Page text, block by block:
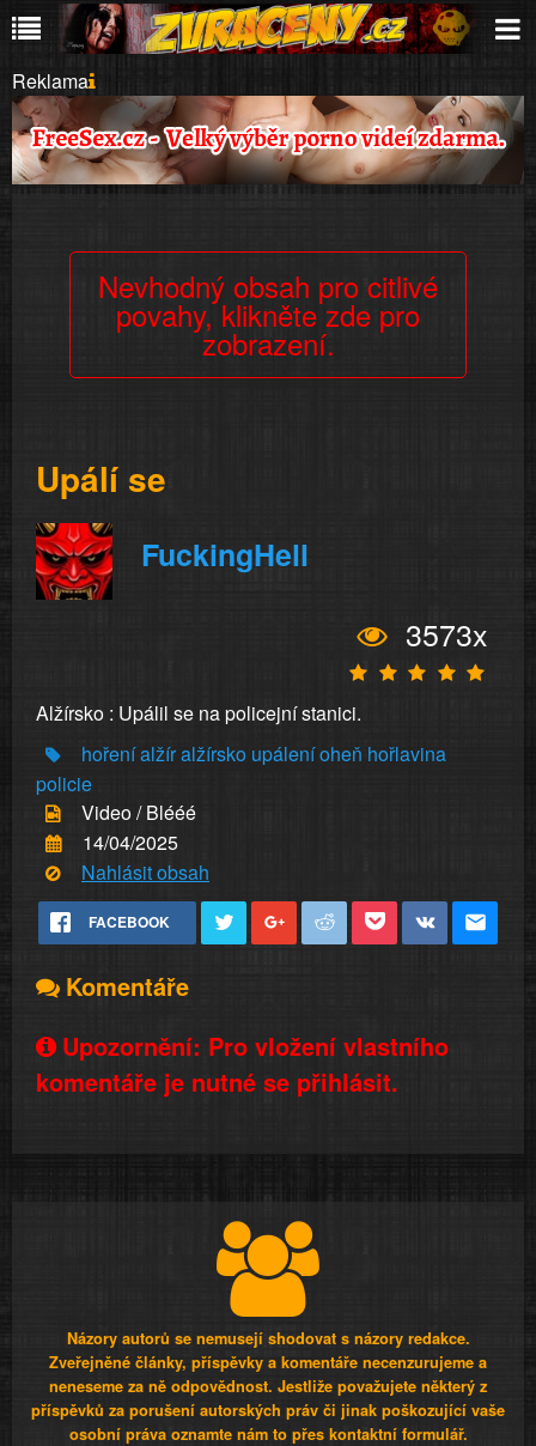
Reklama
Nevhodný obsah pro citlivé
povahy, klikněte zde pro
zobrazení.
Upálí se
FuckingHell
3573x
Alžírsko : Upálil se na policejní stanici.
hořeníalžíralžírsko upáleníoheň hořlavina
policie
Video / Blééé
14/04/2025
Nahlásit obsah
FACEBOOK
Komentáře
Upozornění: Pro vložení vlastního
komentáře je nutné se přihlásit.
Názory autorů se nemusejí shodovat s názory redakce.
Zveřejněné články, příspěvky a komentáře necenzurujeme a
neneseme za ně odpovědnost. Jestliže považujete některý z
příspěvků za porušení autorských práv či jinak poškozující vaše
osobní práva oznamte nám to přes kontaktní formulář.